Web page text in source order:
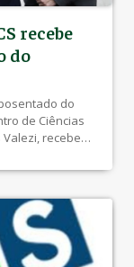
recebe
do
do
de Ciências
recebeu
no Plenário da
[…]